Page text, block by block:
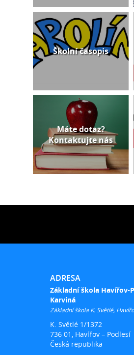
Školní časopis
Máte dotaz?
Kontaktujte nás
ADRESA
Základní škola Havířov-
Karviná
Základní škola K. Světlé,
K. Světlé 1/1372
736 01, Havířov – Podlesí
Česká republika